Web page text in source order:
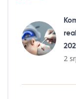
2